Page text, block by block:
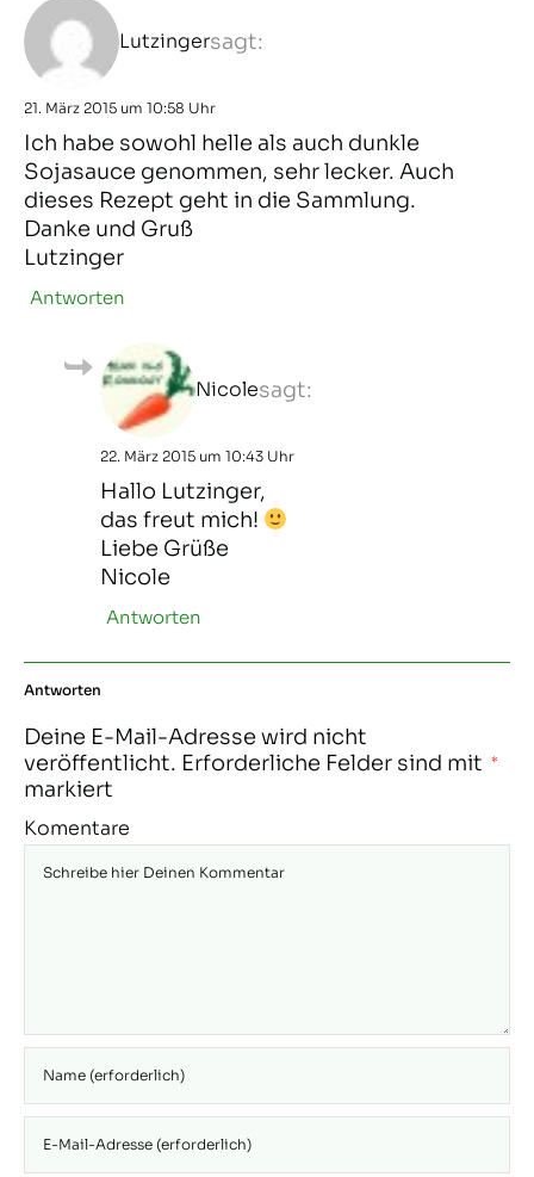
Lutzingersagt:
21. März 2015 um 10:58 Uhr
Ich habe sowohl helle als auch dunkle
Sojasauce genommen, sehr lecker. Auch
dieses Rezept geht in die Sammlung.
Danke und Gruß
Lutzinger
Antworten
Nicolesagt:
22. März 2015 um 10:43 Uhr
Hallo Lutzinger,
das freut mich!
Liebe Grüße
Nicole
Antworten
Antworten
Deine E-Mail-Adresse wird nicht
veröffentlicht. Erforderliche Felder sind mit *
markiert
Komentare
Gib deinen
Benutzernamen
zum
Gib deine E-